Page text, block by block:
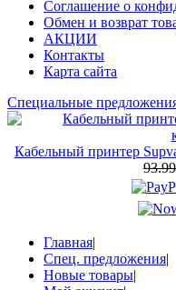
Соглашение о
Обмен и возврат
АКЦИИ
Контакты
Карта сайта
Специальные
Кабельный принтер
Главная|
Спец. предложения|
Новые товары|